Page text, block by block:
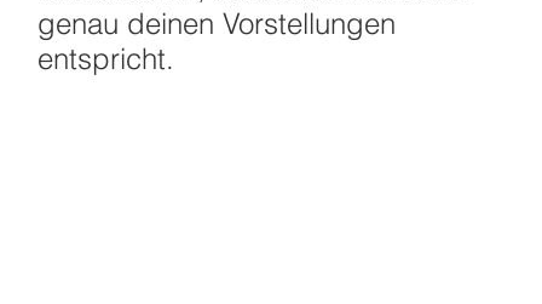
genau deinen Vorstellungen
entspricht.